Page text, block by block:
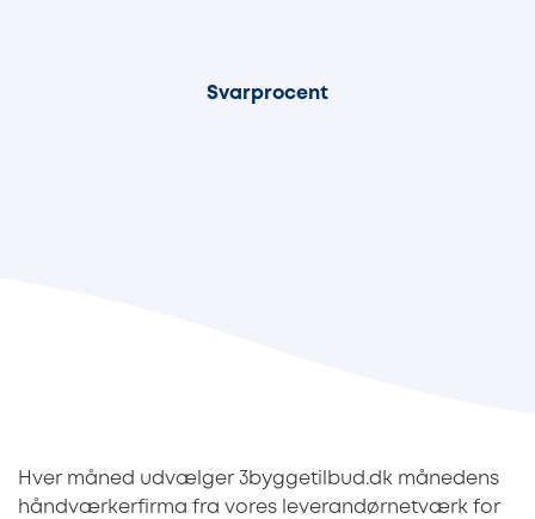
Svarprocent
Hver måned udvælger 3byggetilbud.dk månedens
håndværkerfirma fra vores leverandørnetværk for